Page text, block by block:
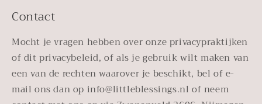
Contact
Mocht je vragen hebben over onze privacypraktijken
of dit privacybeleid, of als je gebruik wilt maken van
een van de rechten waarover je beschikt, bel of e-
mail ons dan op info@littleblessings.nl of neem